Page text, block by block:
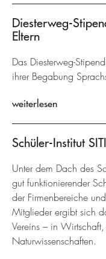
Diesterweg-
Eltern
Das Diesterweg-
ihrer Begabung
weiterlesen
Schüler-Institut SITI
Unter dem Dach des
gut funktionierender
der Firmenbereiche
Mitglieder ergibt sich
Vereins – in
Naturwissenschaften.